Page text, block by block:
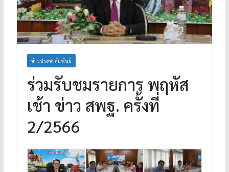
ข่าวประชาสัมพันธ์
ร่วมรับชมรายการ พฤหัส
เช้า ข่าว สพฐ. ครั้งที่
2/2566